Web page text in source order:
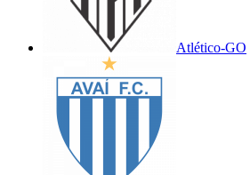
Atlético-GO